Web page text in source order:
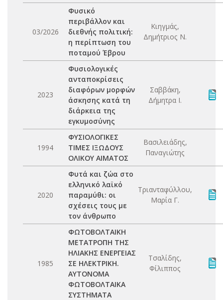
03/2026
Φυσικό
περιβάλλον και
διεθνής πολιτική:
η περίπτωση του
ποταμού Έβρου
Κιηγμάς,
Δημήτριος Ν.
2023
Φυσιολογικές
ανταποκρίσεις
διαφόρων μορφών
άσκησης κατά τη
διάρκεια της
εγκυμοσύνης
Σαββάκη,
Δήμητρα Ι.
1994
ΦΥΣΙΟΛΟΓΙΚΕΣ
ΤΙΜΕΣ ΙΞΩΔΟΥΣ
ΟΛΙΚΟΥ ΑΙΜΑΤΟΣ
Βασιλειάδης,
Παναγιώτης
2020
Φυτά και ζώα στο
ελληνικό λαϊκό
παραμύθι: οι
σχέσεις τους με
τον άνθρωπο
Τριανταφύλλου,
Μαρία Γ.
1985
ΦΩΤΟΒΟΛΤΑΙΚΗ
ΜΕΤΑΤΡΟΠΗ ΤΗΣ
ΗΛΙΑΚΗΣ ΕΝΕΡΓΕΙΑΣ
ΣΕ ΗΛΕΚΤΡΙΚΗ.
ΑΥΤΟΝΟΜΑ
ΦΩΤΟΒΟΛΤΑΙΚΑ
ΣΥΣΤΗΜΑΤΑ
Τσαλίδης,
Φίλιππος